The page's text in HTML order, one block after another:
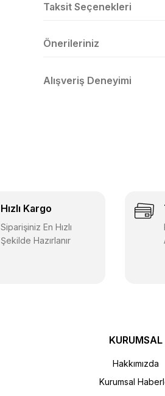
Taksit Seçenekleri
Önerileriniz
Alışveriş Deneyimi
Hızlı Kargo
Siparişiniz En Hızlı
Şekilde Hazırlanır
KURUMSAL
Hakkımızda
Kurumsal